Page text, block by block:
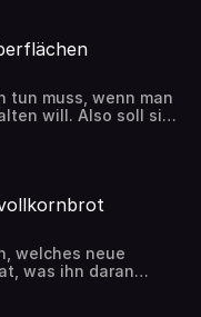
tun muss, wenn man
will. Also soll sie
Soll sie glänzen
alles passt zu jedem
jetzt richtig gut
einsteigen wollen: ca.
welches neue
was ihn daran
alle darüber
und